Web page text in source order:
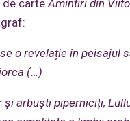
de carteAmintiri din
o revelație în peisajul
(…)
și arbuști piperniciți,